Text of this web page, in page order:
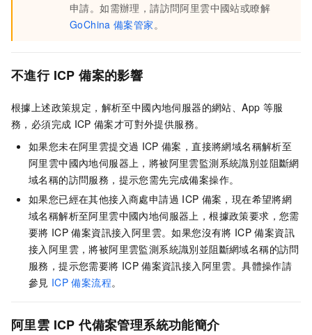
申請。如需辦理，請訪問阿里雲中國站或瞭解
GoChina 備案管家。
不進行 ICP 備案的影響
根據上述政策規定，解析至中國內地伺服器的網站、App 等服
務，必須完成 ICP 備案才可對外提供服務。
如果您未在阿里雲提交過 ICP 備案，直接將網域名稱解析至
阿里雲中國內地伺服器上，將被阿里雲監測系統識別並阻斷網
域名稱的訪問服務，提示您需先完成備案操作。
如果您已經在其他接入商處申請過 ICP 備案，現在希望將網
域名稱解析至阿里雲中國內地伺服器上，根據政策要求，您需
要將 ICP 備案資訊接入阿里雲。如果您沒有將 ICP 備案資訊
接入阿里雲，將被阿里雲監測系統識別並阻斷網域名稱的訪問
服務，提示您需要將 ICP 備案資訊接入阿里雲。具體操作請
參見 ICP 備案流程。
阿里雲 ICP 代備案管理系統功能簡介